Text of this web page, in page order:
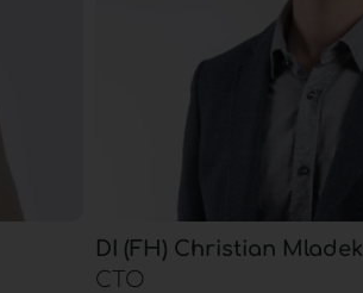
DI (FH) Christian Mladek
CTO